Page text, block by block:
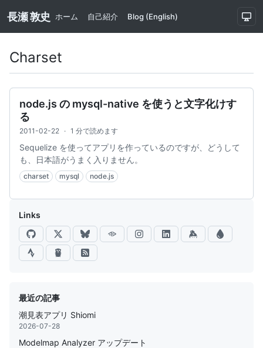
長瀬 敦史 ホーム 自己紹介 Blog (English)
Charset
node.js の mysql-native を使うと文字化けす
る
2011-02-22 · 1 分で読めます
Sequelize を使ってアプリを作っているのですが、どうして
も、日本語がうまく入りません。
charset mysql node.js
Links
最近の記事
潮見表アプリ Shiomi
2026-07-28
Modelmap Analyzer アップデート